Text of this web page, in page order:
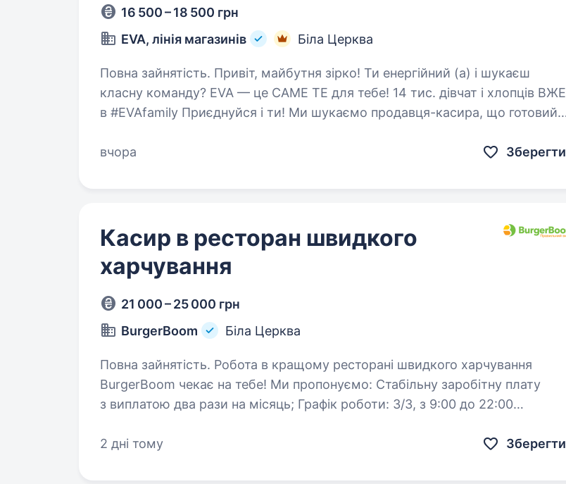
16 500 – 18 500 грн
EVA, лінія магазинів
Біла Церква
Повна зайнятість. Привіт, майбутня зірко! Ти енергійний (а) і шукаєш
класну команду? EVA — це САМЕ ТЕ для тебе! 14 тис. дівчат і хлопців ВЖЕ
в #EVAfamily Приєднуйся і ти! Ми шукаємо продавця-касира, що готовий
вчора
Зберегти
Касир в ресторан швидкого
харчування
21 000 – 25 000 грн
BurgerBoom
Біла Церква
Повна зайнятість. Робота в кращому ресторані швидкого харчування
BurgerBoom чекає на тебе! Ми пропонуємо: Стабільну заробітну плату
з виплатою два рази на місяць; Графік роботи: 3/3, з 9:00 до 22:00
2 дні тому
Зберегти